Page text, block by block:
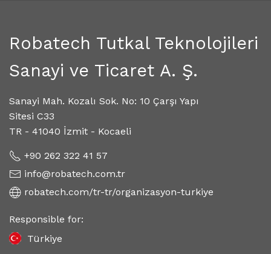
Robatech Tutkal Teknolojileri
Sanayi ve Ticaret A. Ş.
Sanayi Mah. Kozalı Sok. No: 10 Çarşı Yapı
Sitesi C33
TR - 41040 İzmit - Kocaeli
+90 262 322 41 57
info@robatech.com.tr
robatech.com/tr-tr/organizasyon-turkiye
Responsible for:
Türkiye